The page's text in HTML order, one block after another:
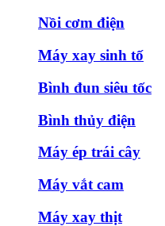
Nồi cơm điện
Máy xay sinh tố
Bình đun siêu tốc
Bình thủy điện
Máy ép trái cây
Máy vắt cam
Máy xay thịt